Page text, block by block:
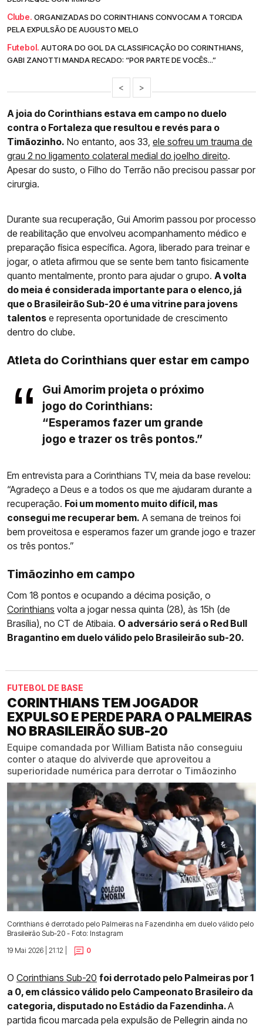
Clube. ORGANIZADAS DO CORINTHIANS CONVOCAM A TORCIDA
PELA EXPULSÃO DE AUGUSTO MELO
Futebol. AUTORA DO GOL DA CLASSIFICAÇÃO DO CORINTHIANS,
GABI ZANOTTI MANDA RECADO: “POR PARTE DE VOCÊS...”
< >
A joia do Corinthians estava em campo no duelo
contra o Fortaleza que resultou e revés para o
Timãozinho. No entanto, aos 33, ele sofreu um trauma de
grau 2 no ligamento colateral medial do joelho direito.
Apesar do susto, o Filho do Terrão não precisou passar por
cirurgia.
Durante sua recuperação, Gui Amorim passou por processo
de reabilitação que envolveu acompanhamento médico e
preparação física específica. Agora, liberado para treinar e
jogar, o atleta afirmou que se sente bem tanto fisicamente
quanto mentalmente, pronto para ajudar o grupo. A volta
do meia é considerada importante para o elenco, já
que o Brasileirão Sub-20 é uma vitrine para jovens
talentos e representa oportunidade de crescimento
dentro do clube.
Atleta do Corinthians quer estar em campo
Gui Amorim projeta o próximo
jogo do Corinthians:
“Esperamos fazer um grande
jogo e trazer os três pontos.”
Em entrevista para a Corinthians TV, meia da base revelou:
“Agradeço a Deus e a todos os que me ajudaram durante a
recuperação. Foi um momento muito difícil, mas
consegui me recuperar bem. A semana de treinos foi
bem proveitosa e esperamos fazer um grande jogo e trazer
os três pontos.”
Timãozinho em campo
Com 18 pontos e ocupando a décima posição, o
Corinthians volta a jogar nessa quinta (28), às 15h (de
Brasília), no CT de Atibaia. O adversário será o Red Bull
Bragantino em duelo válido pelo Brasileirão sub-20.
FUTEBOL DE BASE
CORINTHIANS TEM JOGADOR
EXPULSO E PERDE PARA O PALMEIRAS
NO BRASILEIRÃO SUB-20
Equipe comandada por William Batista não conseguiu
conter o ataque do alviverde que aproveitou a
superioridade numérica para derrotar o Timãozinho
Corinthians é derrotado pelo Palmeiras na Fazendinha em duelo válido pelo
Brasileirão Sub-20 - Foto: Instagram
19 Mai 2026 | 21:12 |
0
O Corinthians Sub-20 foi derrotado pelo Palmeiras por 1
a 0, em clássico válido pelo Campeonato Brasileiro da
categoria, disputado no Estádio da Fazendinha.A
partida ficou marcada pela expulsão de Pellegrin ainda no